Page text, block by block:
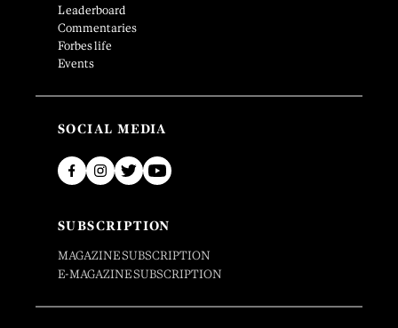
Leaderboard
Commentaries
Forbes life
Events
SOCIAL MEDIA
SUBSCRIPTION
MAGAZINE SUBSCRIPTION
E-MAGAZINE SUBSCRIPTION